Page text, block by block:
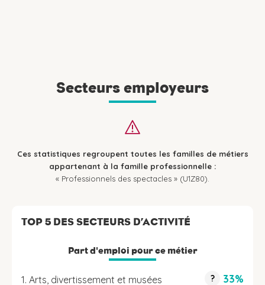
Secteurs employeurs
Ces statistiques regroupent toutes les familles de métiers
appartenant à la famille professionnelle :
« Professionnels des spectacles » (U1Z80).
TOP 5 DES SECTEURS D’ACTIVITÉ
Part d'emploi pour ce métier
1. Arts, divertissement et musées ? 33%